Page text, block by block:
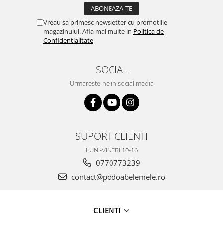
Vreau sa primesc newsletter cu promotiile
magazinului. Afla mai multe in Politica de
Confidentialitate
SOCIAL
Urmareste-ne in social media
SUPORT CLIENTI
LUNI-VINERI 10-16
0770773239
contact@podoabelemele.ro
CLIENTI